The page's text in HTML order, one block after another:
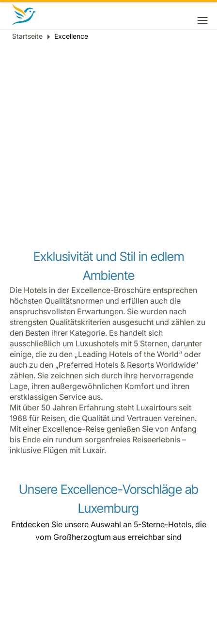
Breadcrumb
Startseite Excellence
Exklusivität und Stil in edlem
Ambiente
Die Hotels in der Excellence-Broschüre entsprechen
höchsten Qualitätsnormen und erfüllen auch die
anspruchsvollsten Erwartungen. Sie wurden nach
strengsten Qualitätskriterien ausgesucht und zählen zu
den Besten ihrer Kategorie. Es handelt sich
ausschließlich um Luxushotels mit 5 Sternen, darunter
einige, die zu den „Leading Hotels of the World“ oder
auch zu den „Preferred Hotels & Resorts Worldwide“
zählen. Sie zeichnen sich durch ihre hervorragende
Lage, ihren außergewöhnlichen Komfort und ihren
erstklassigen Service aus.
Mit über 50 Jahren Erfahrung steht Luxairtours seit
1968 für Reisen, die Qualität und Vertrauen vereinen.
Mit einer Excellence-Reise genießen Sie von Anfang
bis Ende ein rundum sorgenfreies Reiseerlebnis –
inklusive Flügen mit Luxair.
Unsere Excellence-Vorschläge ab
Luxemburg
Entdecken Sie unsere Auswahl an 5-Sterne-Hotels, die
vom Großherzogtum aus erreichbar sind